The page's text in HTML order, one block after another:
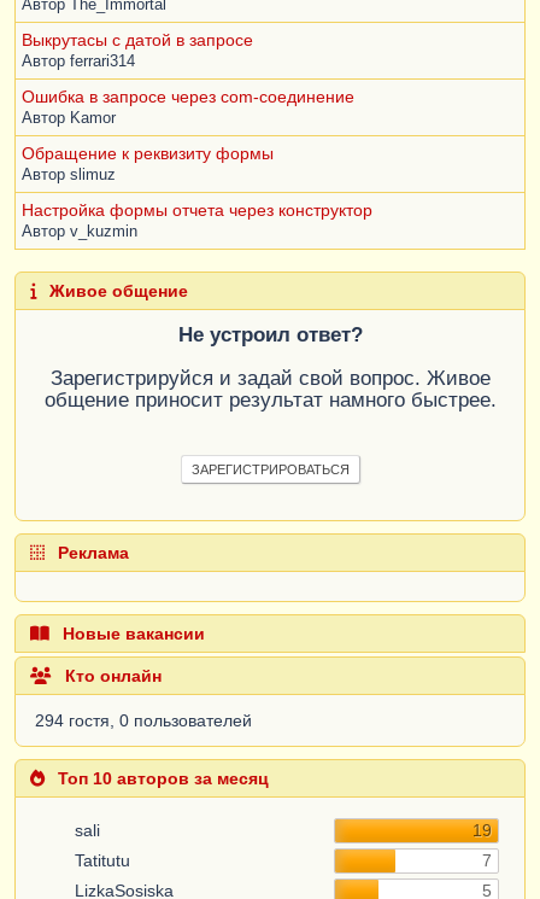
Автор The_Immortal
Выкрутасы с датой в запросе
Автор ferrari314
Ошибка в запросе через com-соединение
Автор Kamor
Обращение к реквизиту формы
Автор slimuz
Настройка формы отчета через конструктор
Автор v_kuzmin
Живое общение
Не устроил ответ?
Зарегистрируйся и задай свой вопрос. Живое
общение приносит результат намного быстрее.
ЗАРЕГИСТРИРОВАТЬСЯ
Реклама
Новые вакансии
Кто онлайн
294 гостя, 0 пользователей
Топ 10 авторов за месяц
sali
19
Tatitutu
7
LizkaSosiska
5